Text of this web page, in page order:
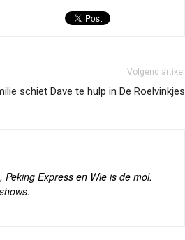
Volgend artikel
schiet Dave te hulp in De Roelvinkjes
Express en Wie is de mol.